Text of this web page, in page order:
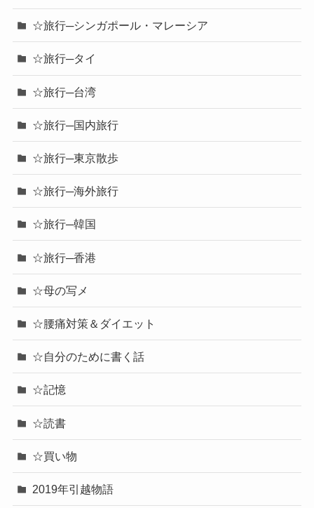
☆旅行─シンガポール・マレーシア
☆旅行─タイ
☆旅行─台湾
☆旅行─国内旅行
☆旅行─東京散歩
☆旅行─海外旅行
☆旅行─韓国
☆旅行─香港
☆母の写メ
☆腰痛対策＆ダイエット
☆自分のために書く話
☆記憶
☆読書
☆買い物
2019年引越物語